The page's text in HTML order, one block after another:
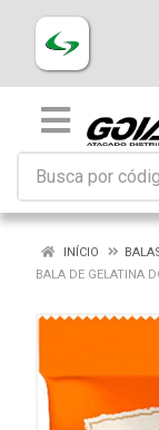
INÍCIO
BALA DE GELATINA